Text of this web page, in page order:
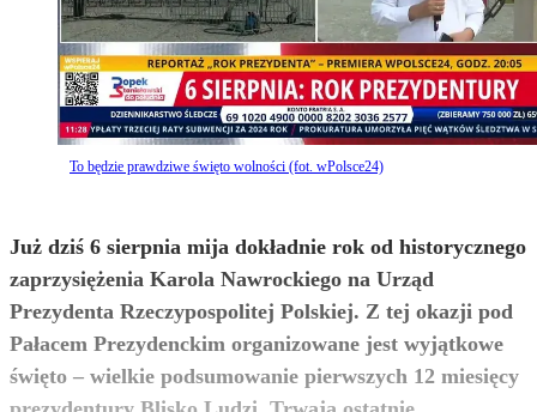
To będzie prawdziwe święto wolności (fot. wPolsce24)
Już dziś 6 sierpnia mija dokładnie rok od historycznego
zaprzysiężenia Karola Nawrockiego na Urząd
Prezydenta Rzeczypospolitej Polskiej. Z tej okazji pod
Pałacem Prezydenckim organizowane jest wyjątkowe
święto – wielkie podsumowanie pierwszych 12 miesięcy